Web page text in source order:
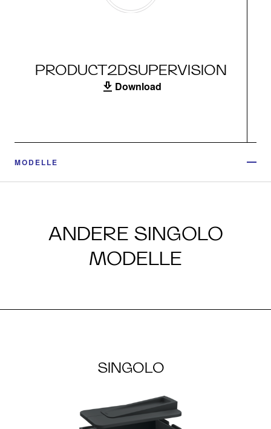
PRODUCT2DSUPERVISION
Download
MODELLE
ANDERE SINGOLO
MODELLE
SINGOLO